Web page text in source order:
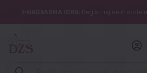
✨NAGRADNA IGRA : Registriraj se in
Vpišite iskalni niz (šolski zvezek,